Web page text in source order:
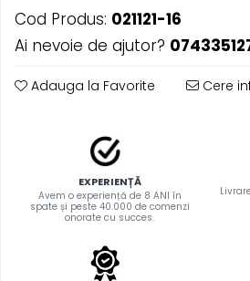
STICKERE STALPI SI GEAM MIC
STICKERE PENTRU FIRME
STICKERE CAMIOANE
IVECO
MERCEDES CAMIOANE
RENAULT CAMIOANE
TRICOURI MOTO/ATV
TRICOURI OFF ROAD/4X4
TRICOURI PESCUIT/VANATOARE
TRICOURI SOFERI SI SOFERITE
Cod Produs: 021121-16
Ai nevoie de ajutor?
Adauga la Favorite Cere
EXPERIENȚĂ
Avem o experiență de 8 ANI în
spate și peste 40.000 de comenzi
onorate cu succes.